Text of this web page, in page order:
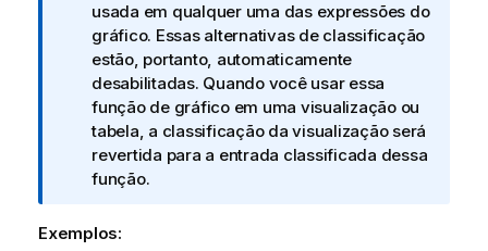
a
i
n
f
o
r
m
a
i
usada em qualquer uma das expressões do
gráfico. Essas alternativas de classificação
estão, portanto, automaticamente
desabilitadas. Quando você usar essa
função de gráfico em uma visualização ou
tabela, a classificação da visualização será
revertida para a entrada classificada dessa
função.
Exemplos: